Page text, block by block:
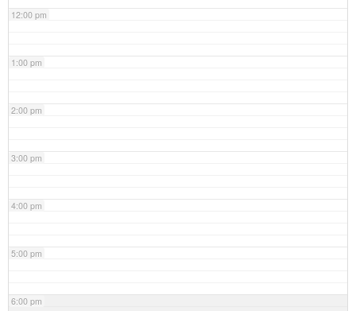
12:00 pm
1:00 pm
2:00 pm
3:00 pm
4:00 pm
5:00 pm
6:00 pm